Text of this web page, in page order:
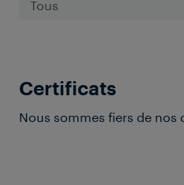
Certificats
Nous sommes fiers de